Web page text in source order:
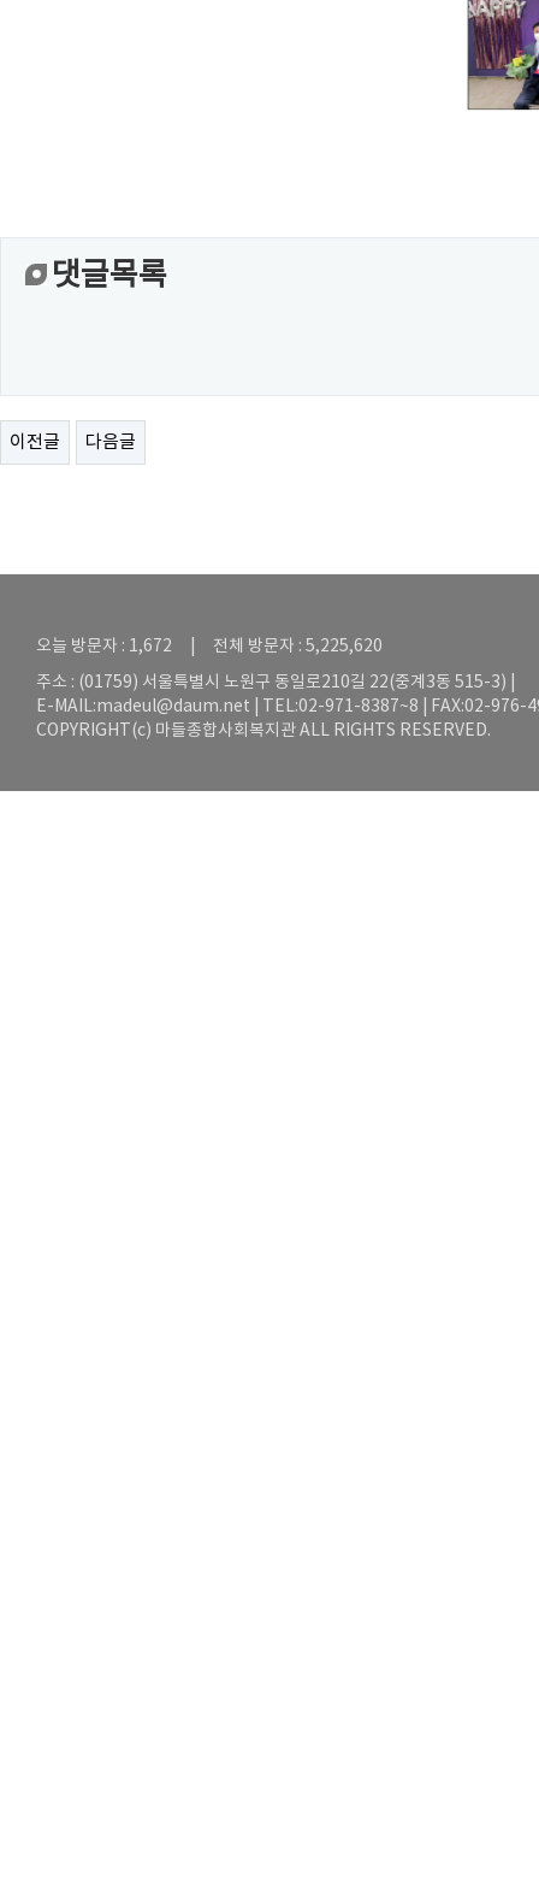
댓글목록
이전글 다음글
오늘 방문자 : 1,672 | 전체 방문자 : 5,225,620
주소 : (01759) 서울특별시 노원구 동일로210길 22(중계3동 515-3) |
E-MAIL:madeul@daum.net | TEL:02-971-8387~8 | FAX:02-976-
COPYRIGHT(c) 마들종합사회복지관 ALL RIGHTS RESERVED.